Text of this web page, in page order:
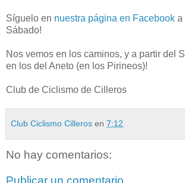
Síguelo en nuestra página en Facebook a
Sábado!
Nos vemos en los caminos, y a partir del
en los del Aneto (en los Pirineos)!
Club de Ciclismo de Cilleros
Club Ciclismo Cilleros en 7:12
No hay comentarios: